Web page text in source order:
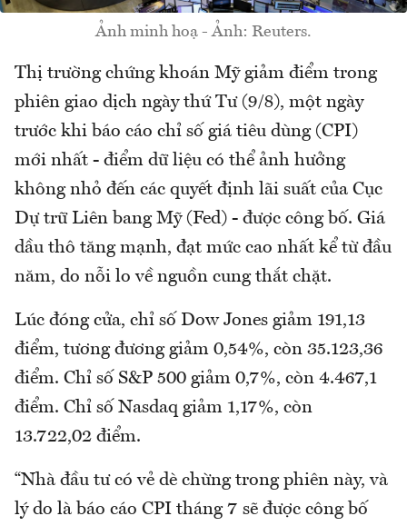
Ảnh minh hoạ - Ảnh: Reuters.
Thị trường chứng khoán Mỹ giảm điểm trong
phiên giao dịch ngày thứ Tư (9/8), một ngày
trước khi báo cáo chỉ số giá tiêu dùng (CPI)
mới nhất - điểm dữ liệu có thể ảnh hưởng
không nhỏ đến các quyết định lãi suất của Cục
Dự trữ Liên bang Mỹ (Fed) - được công bố. Giá
dầu thô tăng mạnh, đạt mức cao nhất kể từ đầu
năm, do nỗi lo về nguồn cung thắt chặt.
Lúc đóng cửa, chỉ số Dow Jones giảm 191,13
điểm, tương đương giảm 0,54%, còn 35.123,36
điểm. Chỉ số S&P 500 giảm 0,7%, còn 4.467,1
điểm. Chỉ số Nasdaq giảm 1,17%, còn
13.722,02 điểm.
“Nhà đầu tư có vẻ dè chừng trong phiên này, và
lý do là báo cáo CPI tháng 7 sẽ được công bố